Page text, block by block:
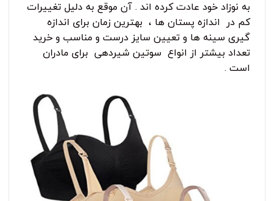
به نوزاد خود عادت کرده اند . آن موقع به دلیل تغییرات
کم در اندازه پستان ها ، بهترین زمان برای اندازه
گیری سینه ها و تعیین سایز درست و مناسب و خرید
تعداد بیشتر از انواع سوتین شیردهی برای مادران
است .